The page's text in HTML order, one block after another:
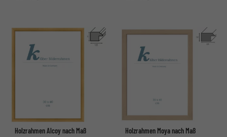
Holzrahmen Alcoy nach Maß Holzrahmen Moya nach Maß